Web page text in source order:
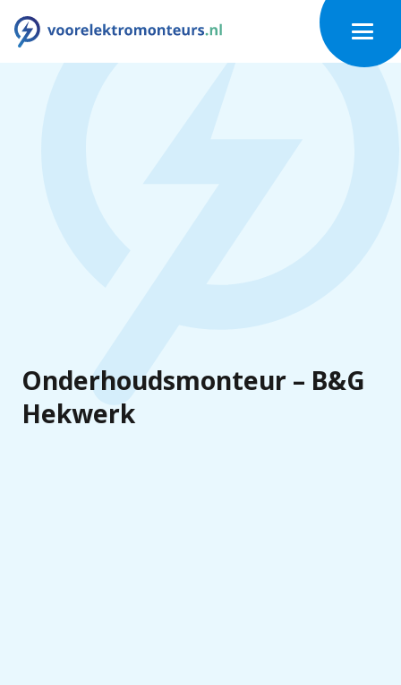
Onderhoudsmonteur – B&G
Hekwerk